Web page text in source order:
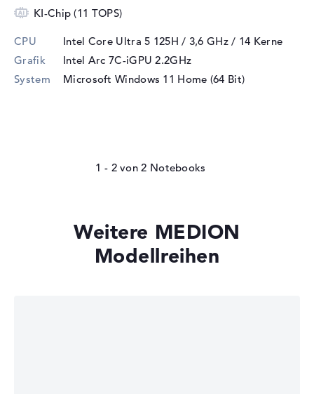
KI-Chip (11 TOPS)
CPU Intel Core Ultra 5 125H / 3,6 GHz/ 14 Kerne
Grafik
Intel Arc 7C-iGPU 2.2GHz
System
Microsoft Windows 11 Home (64 Bit)
1 - 2von2
Weitere MEDION
Modellreihen